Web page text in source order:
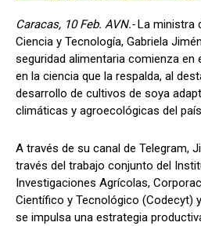
Caracas, 10 Feb. AVN.- La ministra
Ciencia y Tecnología, Gabriela
seguridad alimentaria comienza en
en la ciencia que la respalda, al
desarrollo de cultivos de soya
climáticas y agroecológicas del
A través de su canal de Telegram,
través del trabajo conjunto del
Investigaciones Agrícolas,
Científico y Tecnológico (Codecyt)
se impulsa una estrategia